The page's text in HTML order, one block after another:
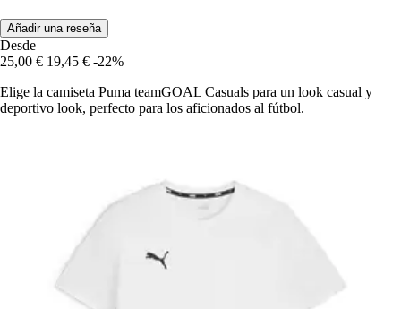
Añadir una reseña
Desde
25,00 € 19,45 € -22%
Elige la camiseta Puma teamGOAL Casuals para un look casual y
deportivo look, perfecto para los aficionados al fútbol.